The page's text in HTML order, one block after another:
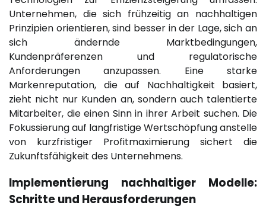
Unternehmen, die sich frühzeitig an nachhaltigen
Prinzipien orientieren, sind besser in der Lage, sich an
sich ändernde Marktbedingungen,
Kundenpräferenzen und regulatorische
Anforderungen anzupassen. Eine starke
Markenreputation, die auf Nachhaltigkeit basiert,
zieht nicht nur Kunden an, sondern auch talentierte
Mitarbeiter, die einen Sinn in ihrer Arbeit suchen. Die
Fokussierung auf langfristige Wertschöpfung anstelle
von kurzfristiger Profitmaximierung sichert die
Zukunftsfähigkeit des Unternehmens.
Implementierung nachhaltiger Modelle:
Schritte und Herausforderungen